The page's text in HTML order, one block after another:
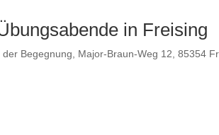
in Freising
der Begegnung, Major-Braun-Weg 12, 85354